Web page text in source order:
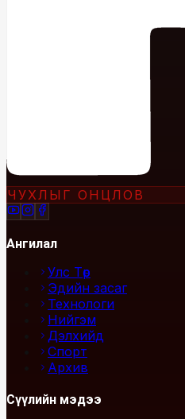
ЧУХЛЫГ ОНЦЛОВ
Ангилал
Улс Төр
Эдийн засаг
Технологи
Нийгэм
Дэлхийд
Спорт
Архив
Сүүлийн мэдээ